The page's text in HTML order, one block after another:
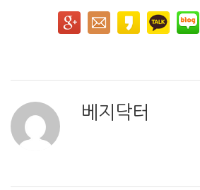
베지닥터